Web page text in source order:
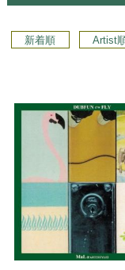
新着順 Artist